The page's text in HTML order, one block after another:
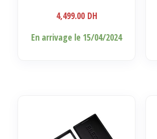
4,499.00 DH
En arrivage le 15/04/2024